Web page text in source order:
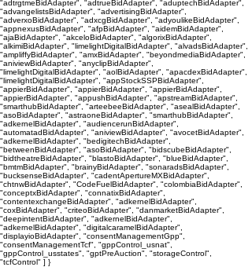
"adtrgtmeBidAdapter", "adtrueBidAdapter", "aduptechBidAdapter",
"advangelistsBidAdapter", "advertisingBidAdapter",
"adverxoBidAdapter", "adxcgBidAdapter", "adyoulikeBidAdapter",
"appnexusBidAdapter", "afpBidAdapter", "aidemBidAdapter",
"ajaBidAdapter", "akceloBidAdapter", "algorixBidAdapter",
"alkimiBidAdapter", "limelightDigitalBidAdapter", "alvadsBidAdapter",
"ampliffyBidAdapter", "amxBidAdapter", "beyondmediaBidAdapter",
"aniviewBidAdapter", "anyclipBidAdapter",
"limelightDigitalBidAdapter", "aolBidAdapter", "apacdexBidAdapter",
"limelightDigitalBidAdapter", "appStockSSPBidAdapter",
"appierBidAdapter", "appierBidAdapter", "appierBidAdapter",
"appierBidAdapter", "appushBidAdapter", "apstreamBidAdapter",
"smarthubBidAdapter", "arteebeeBidAdapter", "asealBidAdapter",
"asoBidAdapter", "astraoneBidAdapter", "smarthubBidAdapter",
"adkernelBidAdapter", "audiencerunBidAdapter",
"automatadBidAdapter", "aniviewBidAdapter", "avocetBidAdapter",
"adkernelBidAdapter", "bedigitechBidAdapter",
"betweenBidAdapter", "asoBidAdapter", "bidscubeBidAdapter",
"bidtheatreBidAdapter", "blastoBidAdapter", "blueBidAdapter",
"bmtmBidAdapter", "brainyBidAdapter", "sonaradsBidAdapter",
"bucksenseBidAdapter", "cadentApertureMXBidAdapter",
"chtnwBidAdapter", "CodeFuelBidAdapter", "colombiaBidAdapter",
"conceptxBidAdapter", "connatixBidAdapter",
"contentexchangeBidAdapter", "adkernelBidAdapter",
"coxBidAdapter", "criteoBidAdapter", "danmarketBidAdapter",
"deepintentBidAdapter", "adkernelBidAdapter",
"adkernelBidAdapter", "digitalcaramelBidAdapter",
"displayioBidAdapter", "consentManagementGpp",
"consentManagementTcf", "gppControl_usnat",
"gppControl_usstates", "gptPreAuction", "storageControl",
"tcfControl" ] }